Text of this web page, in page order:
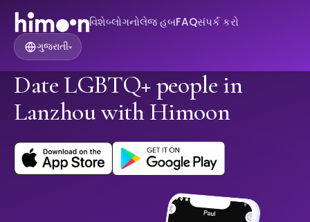
વિશેબ્લોગનોલેજ હબFAQસંપર્ક કરો
ગુજરાતી▾
Date LGBTQ+ people in
Lanzhou with Himoon